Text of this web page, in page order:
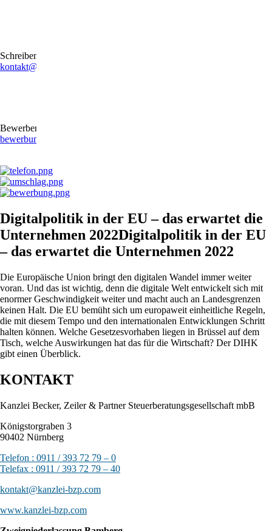
Schreiben Sie uns gerne eine E-Mail
kontakt@stb-becker-zeiler.de
Bewerben Sie sich online oder per E-Mail
bewerbung@stb-becker-zeiler.de
Digitalpolitik in der EU – das erwartet die
Unternehmen 2022Digitalpolitik in der EU
– das erwartet die Unternehmen 2022
Die Europäische Union bringt den digitalen Wandel immer weiter
voran. Und das ist wichtig, denn die digitale Welt entwickelt sich mit
enormer Geschwindigkeit weiter und macht auch an Landesgrenzen
keinen Halt. Die EU bemüht sich um europaweit einheitliche Regeln,
die mit diesem Tempo und den internationalen Entwicklungen Schritt
halten können. Welche Gesetzesvorhaben liegen in Brüssel auf dem
Tisch, welche Auswirkungen hat das für die Wirtschaft? Der DIHK
gibt einen Überblick.
KONTAKT
Kanzlei Becker, Zeiler & Partner Steuerberatungsgesellschaft mbB
Königstorgraben 3
90402 Nürnberg
Telefon : 0911 / 393 72 79 – 0
Telefax : 0911 / 393 72 79 – 40
kontakt@kanzlei-bzp.com
www.kanzlei-bzp.com